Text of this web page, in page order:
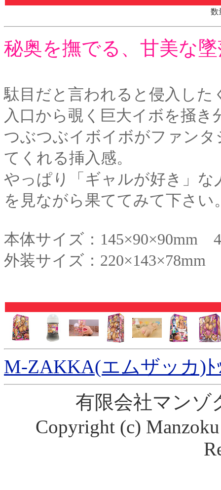
数
秘奥を撫でる、甘美な
駄目だと言われると侵入した
入口から覗く巨大イボを掻き
つぶつぶイボイボがファン
てくれる挿入感。
やっぱり「ギャルが好き」
を見ながら果ててみて下さい
本体サイズ：145×90×90mm
外装サイズ：220×143×78mm
M-ZAKKA(エムザッカ)ﾄ
有限会社マンゾ
Copyright (c)